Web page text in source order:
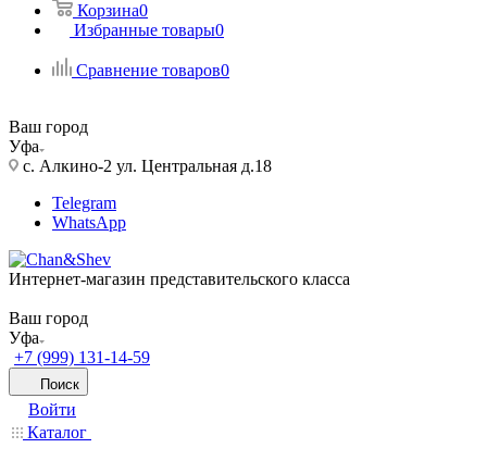
Корзина0
Избранные товары0
Сравнение товаров0
Ваш город
Уфа
с. Алкино-2 ул. Центральная д.18
Telegram
WhatsApp
Интернет-магазин представительского класса
Ваш город
Уфа
+7 (999) 131-14-59
Поиск
Войти
Каталог